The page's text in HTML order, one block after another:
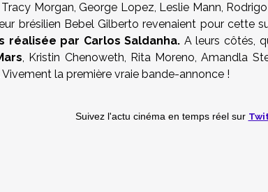
Tracy Morgan, George Lopez, Leslie Mann,
brésilien Bebel Gilberto revenaient pour cette
réalisée par Carlos Saldanha. A leurs côtés,
, Kristin Chenoweth, Rita Moreno, Amandla
Vivement la première vraie bande-annonce !
Suivez l'actu cinéma en temps réel sur